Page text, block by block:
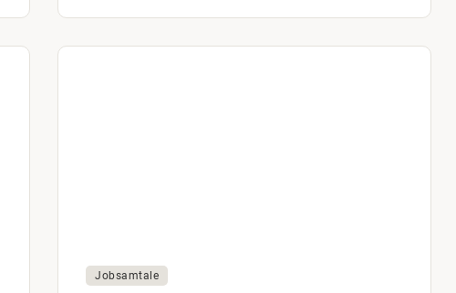
Jobsamtale